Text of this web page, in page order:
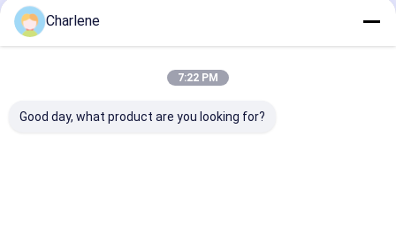
ホーム
中国工場.Copyright © 2026 Kimpok Technology Co.,
Ltd. All Rights Reserved.
Charlene
7:22 PM
Good day, what product are you looking for?